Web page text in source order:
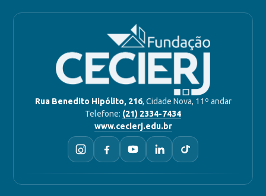
Rua Benedito Hipólito, 216, Cidade Nova, 11º andar
Telefone: (21) 2334-7434
www.cecierj.edu.br